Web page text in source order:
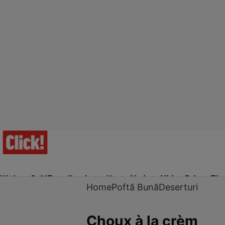
Ultima Oră!Trending Actualitate Vedete Video Prime Time
HomePoftă BunăDeserturi
Choux à la crèm